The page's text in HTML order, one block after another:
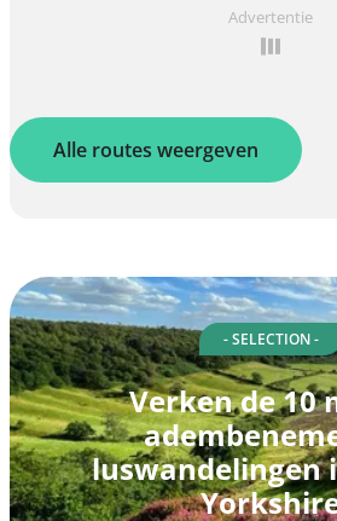
Advertentie
Alle routes weergeven
- SELECTION -
Verken de 10
luswandelingen